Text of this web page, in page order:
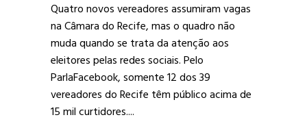
Quatro novos vereadores assumiram vagas
na Câmara do Recife, mas o quadro não
muda quando se trata da atenção aos
eleitores pelas redes sociais. Pelo
ParlaFacebook, somente 12 dos 39
vereadores do Recife têm público acima de
15 mil curtidores....